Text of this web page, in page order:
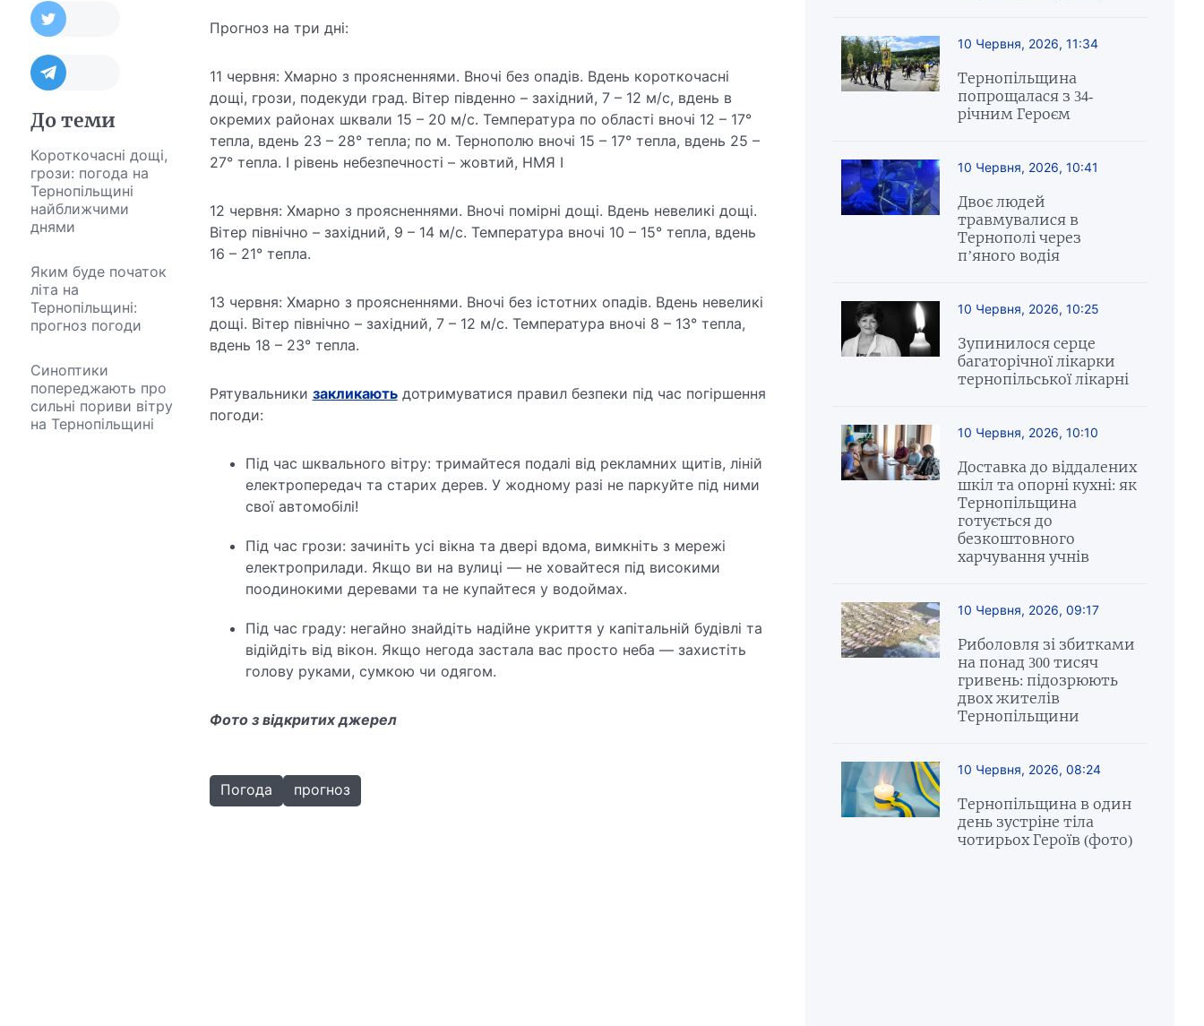
До теми
Короткочасні дощі,
грози: погода на
Тернопільщині
найближчими
днями
Яким буде початок
літа на
Тернопільщині:
прогноз погоди
Синоптики
попереджають про
сильні пориви вітру
на Тернопільщині
Прогноз на три дні:
11 червня: Хмарно з проясненнями. Вночі без опадів. Вдень короткочасні
дощі, грози, подекуди град. Вітер південно – західний, 7 – 12 м/с, вдень в
окремих районах шквали 15 – 20 м/с. Температура по області вночі 12 – 17°
тепла, вдень 23 – 28° тепла; по м. Тернополю вночі 15 – 17° тепла, вдень 25 –
27° тепла. І рівень небезпечності – жовтий, НМЯ І
12 червня: Хмарно з проясненнями. Вночі помірні дощі. Вдень невеликі дощі.
Вітер північно – західний, 9 – 14 м/с. Температура вночі 10 – 15° тепла, вдень
16 – 21° тепла.
13 червня: Хмарно з проясненнями. Вночі без істотних опадів. Вдень невеликі
дощі. Вітер північно – західний, 7 – 12 м/с. Температура вночі 8 – 13° тепла,
вдень 18 – 23° тепла.
Рятувальники закликаютьдотримуватися правил безпеки під час погіршення
погоди:
Під час шквального вітру: тримайтеся подалі від рекламних щитів, ліній
електропередач та старих дерев. У жодному разі не паркуйте під ними
свої автомобілі!
Під час грози: зачиніть усі вікна та двері вдома, вимкніть з мережі
електроприлади. Якщо ви на вулиці — не ховайтеся під високими
поодинокими деревами та не купайтеся у водоймах.
Під час граду: негайно знайдіть надійне укриття у капітальній будівлі та
відійдіть від вікон. Якщо негода застала вас просто неба — захистіть
голову руками, сумкою чи одягом.
Фото з відкритих джерел
Погода прогноз
10 Червня, 2026, 11:34
Тернопільщина
попрощалася з 34-
річним Героєм
10 Червня, 2026, 10:41
Двоє людей
травмувалися в
Тернополі через
п’яного водія
10 Червня, 2026, 10:25
Зупинилося серце
багаторічної лікарки
тернопільської лікарні
10 Червня, 2026, 10:10
Доставка до віддалених
шкіл та опорні кухні: як
Тернопільщина
готується до
безкоштовного
харчування учнів
10 Червня, 2026, 09:17
Риболовля зі збитками
на понад 300 тисяч
гривень: підозрюють
двох жителів
Тернопільщини
10 Червня, 2026, 08:24
Тернопільщина в один
день зустріне тіла
чотирьох Героїв (фото)